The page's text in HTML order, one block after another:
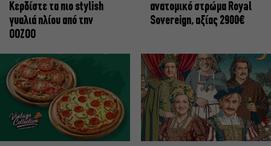
Κερδίστε τα πιο stylish
γυαλιά ηλίου από την
OOZOO
ανατομικό στρώμα Royal
Sovereign, αξίας 2900€